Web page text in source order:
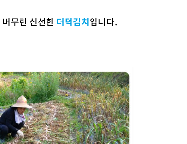
버무린 신선한 더덕김치입니다.